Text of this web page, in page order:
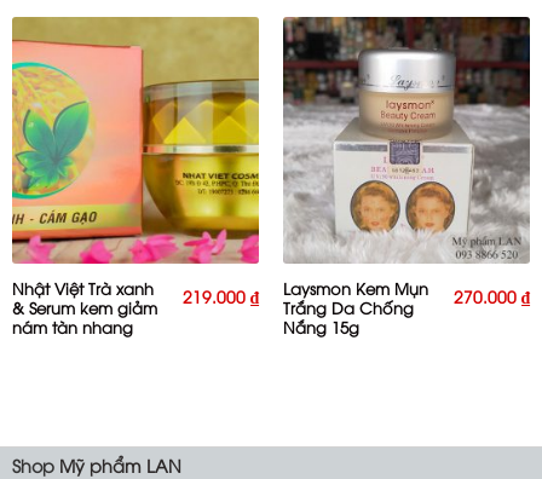
Nhật Việt Trà xanh
& Serum kem giảm
nám tàn nhang
219.000₫
Laysmon Kem Mụn
Trắng Da Chống
Nắng 15g
270.000₫
Shop Mỹ phẩm LAN